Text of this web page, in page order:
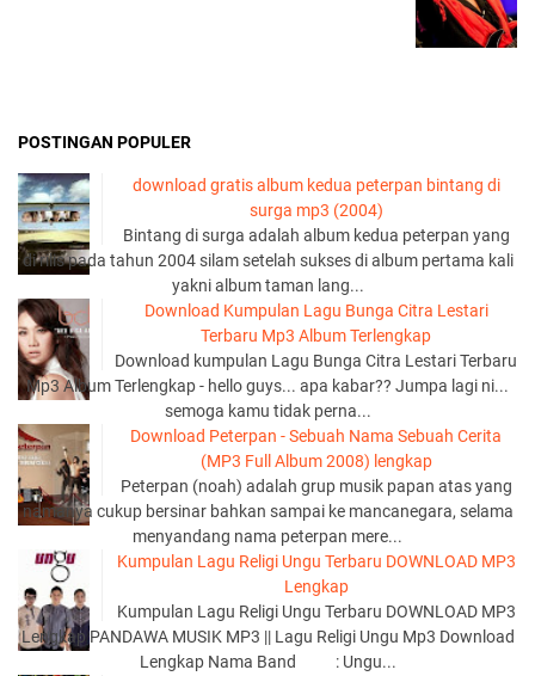
POSTINGAN POPULER
download gratis album kedua peterpan bintang di
surga mp3 (2004)
Bintang di surga adalah album kedua peterpan yang
di rilis pada tahun 2004 silam setelah sukses di album pertama kali
yakni album taman lang...
Download Kumpulan Lagu Bunga Citra Lestari
Terbaru Mp3 Album Terlengkap
Download kumpulan Lagu Bunga Citra Lestari Terbaru
Mp3 Album Terlengkap - hello guys... apa kabar?? Jumpa lagi ni...
semoga kamu tidak perna...
Download Peterpan - Sebuah Nama Sebuah Cerita
(MP3 Full Album 2008) lengkap
Peterpan (noah) adalah grup musik papan atas yang
namanya cukup bersinar bahkan sampai ke mancanegara, selama
menyandang nama peterpan mere...
Kumpulan Lagu Religi Ungu Terbaru DOWNLOAD MP3
Lengkap
Kumpulan Lagu Religi Ungu Terbaru DOWNLOAD MP3
Lengkap PANDAWA MUSIK MP3 || Lagu Religi Ungu Mp3 Download
Lengkap Nama Band : Ungu...